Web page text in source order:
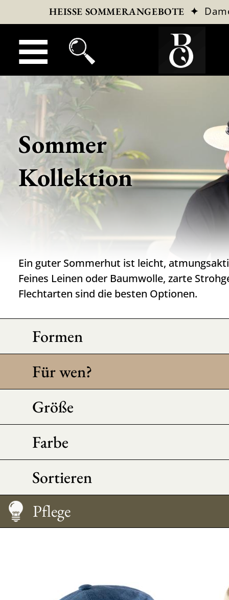
HEISSE SOMMERANGEBOTE ✦
Sommer
Kollektion
Ein guter Sommerhut ist leicht,
Feines Leinen oder Baumwolle, zarte
Flechtarten sind die besten Optionen.
Formen
Für wen?
Größe
Farbe
Sortieren
Größentabelle
Pflege